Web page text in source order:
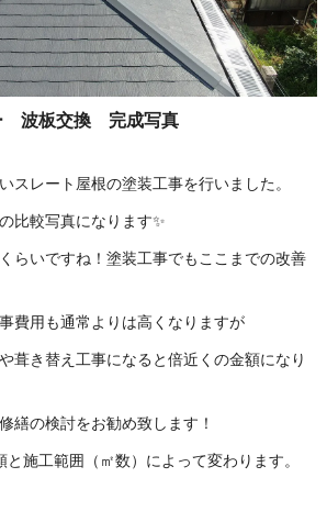
波板交換 完成写真
スレート屋根の塗装工事を行いました。
比較写真になります✨
らいですね！塗装工事でもここまでの改善
費用も通常よりは高くなりますが
葺き替え工事になると倍近くの金額になり
繕の検討をお勧め致します！
施工範囲（㎡数）によって変わります。